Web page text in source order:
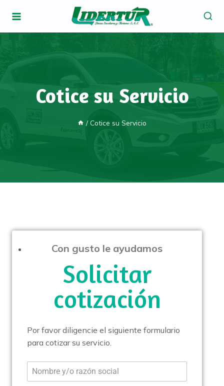
Cotice su Servicio
/ Cotice su Servicio
Con gusto le ayudamos
Solicitar
cotización
Por favor diligencie el siguiente formulario
para cotizar su servicio.